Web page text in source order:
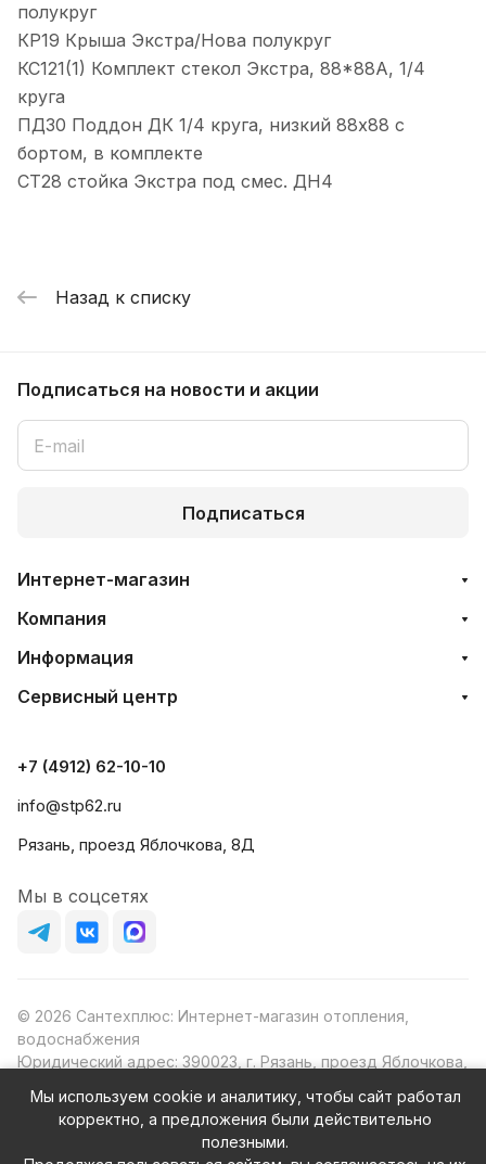
полукруг
КР19 Крыша Экстра/Нова полукруг
КС121(1) Комплект стекол Экстра, 88*88А, 1/4
круга
ПД30 Поддон ДК 1/4 круга, низкий 88х88 с
бортом, в комплекте
СТ28 стойка Экстра под смес. ДН4
Назад к списку
Подписаться на новости и акции
Подписаться
Интернет-магазин
Компания
Информация
Сервисный центр
+7 (4912) 62-10-10
info@stp62.ru
Рязань, проезд Яблочкова, 8Д
Мы в соцсетях
© 2026 Сантехплюс: Интернет-магазин отопления,
водоснабжения
Юридический адрес: 390023, г. Рязань, проезд Яблочкова,
ИНН/КПП: 6230087631/623001001
ОГРН: 1156230000080
Мы используем cookie и аналитику, чтобы сайт работал
корректно, а предложения были действительно
полезными.